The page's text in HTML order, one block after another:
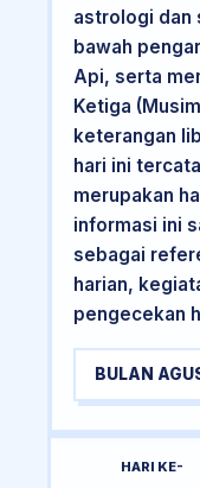
astrologi dan
bawah
Api, serta
Ketiga
keterangan
hari ini
merupakan
informasi ini
sebagai
harian,
pengecekan
BULAN
HARI KE-